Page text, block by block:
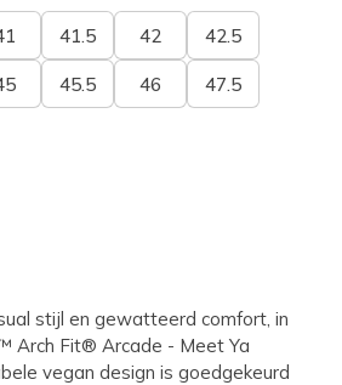
41.5 42 42.5
45.5 46 47.5
stijl en gewatteerd comfort, in
Arch Fit® Arcade - Meet Ya
vegan design is goedgekeurd